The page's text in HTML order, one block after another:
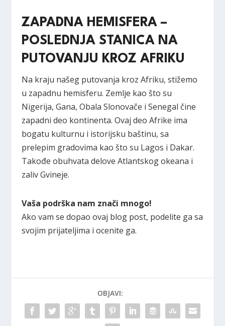
ZAPADNA HEMISFERA –
POSLEDNJA STANICA NA
PUTOVANJU KROZ AFRIKU
Na kraju našeg putovanja kroz Afriku, stižemo
u zapadnu hemisferu. Zemlje kao što su
Nigerija, Gana, Obala Slonovače i Senegal čine
zapadni deo kontinenta. Ovaj deo Afrike ima
bogatu kulturnu i istorijsku baštinu, sa
prelepim gradovima kao što su Lagos i Dakar.
Takođe obuhvata delove Atlantskog okeana i
zaliv Gvineje.
Vaša podrška nam znači mnogo!
Ako vam se dopao ovaj blog post, podelite ga sa
svojim prijateljima i ocenite ga.
OBJAVI: